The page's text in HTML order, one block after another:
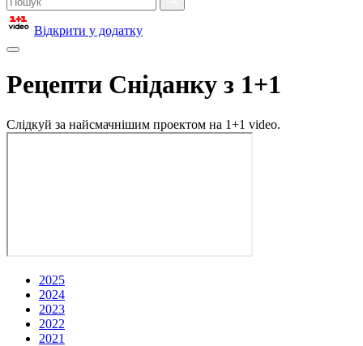
Відкрити у додатку
Рецепти Сніданку з 1+1
Слідкуй за найсмачнішим проектом на 1+1 video.
2025
2024
2023
2022
2021